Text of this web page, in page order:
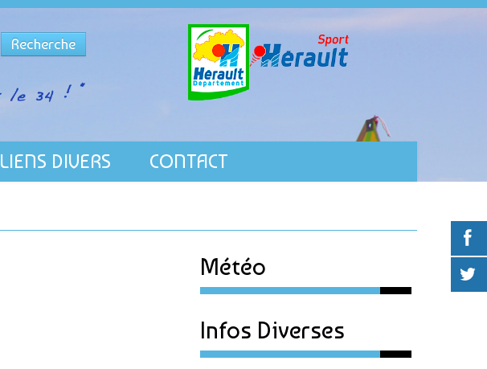
Recherche
LIENS DIVERS CONTACT
Météo
Infos Diverses